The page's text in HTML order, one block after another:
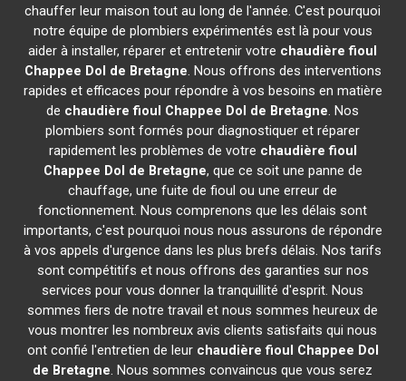
chauffer leur maison tout au long de l'année. C'est pourquoi
notre équipe de plombiers expérimentés est là pour vous
aider à installer, réparer et entretenir votre chaudière fioul
Chappee Dol de Bretagne. Nous offrons des interventions
rapides et efficaces pour répondre à vos besoins en matière
de chaudière fioul Chappee Dol de Bretagne. Nos
plombiers sont formés pour diagnostiquer et réparer
rapidement les problèmes de votre chaudière fioul
Chappee Dol de Bretagne, que ce soit une panne de
chauffage, une fuite de fioul ou une erreur de
fonctionnement. Nous comprenons que les délais sont
importants, c'est pourquoi nous nous assurons de répondre
à vos appels d'urgence dans les plus brefs délais. Nos tarifs
sont compétitifs et nous offrons des garanties sur nos
services pour vous donner la tranquillité d'esprit. Nous
sommes fiers de notre travail et nous sommes heureux de
vous montrer les nombreux avis clients satisfaits qui nous
ont confié l'entretien de leur chaudière fioul Chappee Dol
de Bretagne. Nous sommes convaincus que vous serez